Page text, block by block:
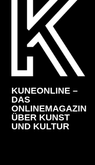
KUNEONLINE –
DAS
ONLINEMAGAZIN
ÜBER KUNST
UND KULTUR